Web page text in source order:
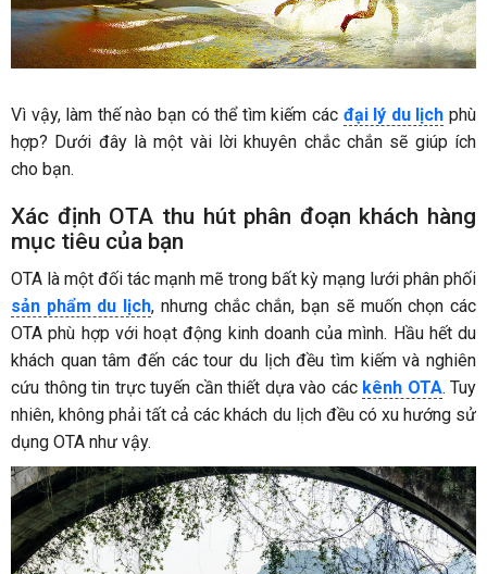
Vì vậy, làm thế nào bạn có thể tìm kiếm các đại lý du lịch phù
hợp? Dưới đây là một vài lời khuyên chắc chắn sẽ giúp ích
cho bạn.
Xác định OTA thu hút phân đoạn khách hàng
mục tiêu của bạn
OTA là một đối tác mạnh mẽ trong bất kỳ mạng lưới phân phối
sản phẩm du lịch, nhưng chắc chắn, bạn sẽ muốn chọn các
OTA phù hợp với hoạt động kinh doanh của mình. Hầu hết du
khách quan tâm đến các tour du lịch đều tìm kiếm và nghiên
cứu thông tin trực tuyến cần thiết dựa vào các kênh OTA. Tuy
nhiên, không phải tất cả các khách du lịch đều có xu hướng sử
dụng OTA như vậy.